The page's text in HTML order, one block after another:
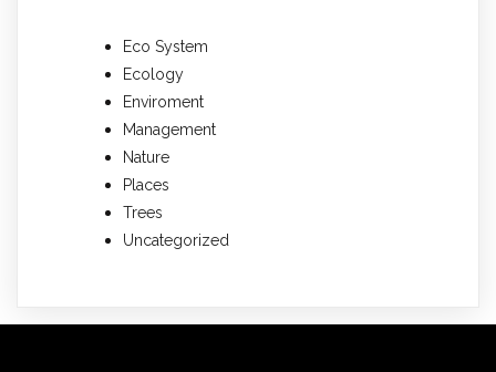
Eco System
Ecology
Enviroment
Management
Nature
Places
Trees
Uncategorized